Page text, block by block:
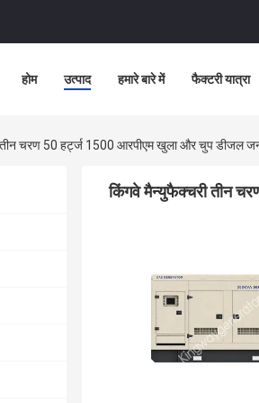
होम उत्पाद हमारे बारे में फैक्टरी यात्रा
तीन चरण 50 हर्ट्ज 1500 आरपीएम खुला और चुप डीजल
किंगवे मैन्युफैक्चरी तीन